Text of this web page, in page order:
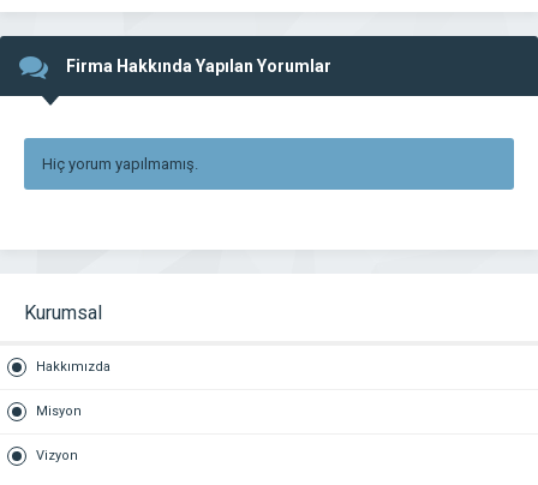
Firma Hakkında Yapılan Yorumlar
Hiç yorum yapılmamış.
Kurumsal
Hakkımızda
Misyon
Vizyon